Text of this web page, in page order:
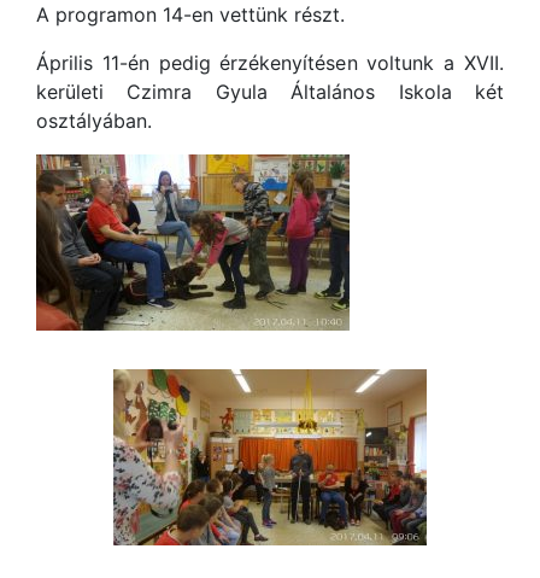
A programon 14-en vettünk részt.
Április 11-én pedig érzékenyítésen voltunk a XVII.
kerületi Czimra Gyula Általános Iskola két
osztályában.